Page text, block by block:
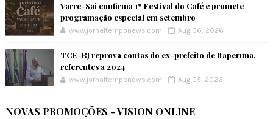
Varre-Sai confirma 1º Festival do Café e promete
programação especial em setembro
www.jornaltemponews.com Aug 06, 2026
TCE-RJ reprova contas do ex-prefeito de Itaperuna,
referentes a 2024
www.jornaltemponews.com Aug 05, 2026
NOVAS PROMOÇÕES - VISION ONLINE